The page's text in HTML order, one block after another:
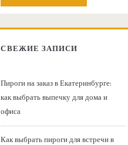
:
СВЕЖИЕ ЗАПИСИ
Пироги на заказ в Екатеринбурге:
как выбрать выпечку для дома и
офиса
Как выбрать пироги для встречи в